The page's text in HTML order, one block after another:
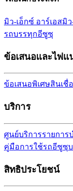
มิว-เอ็กซ์ อาร์เอสมิว
รถบรรทุกอีซูซุ
ข้อเสนอและไฟ
ข้อเสนอพิเศษสินเชื่
บริการ
ศูนย์บริการรายการ
คู่มือการใช้รถอีซูซุ
สิทธิประโยชน์